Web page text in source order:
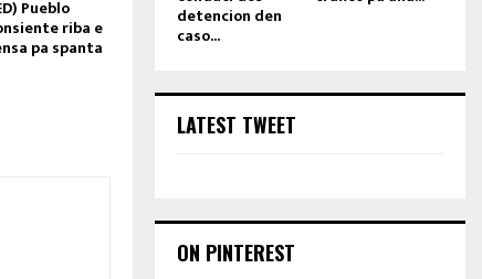
Pueblo
riba e
pa spanta
detencion den
caso...
LATEST TWEET
ON PINTEREST